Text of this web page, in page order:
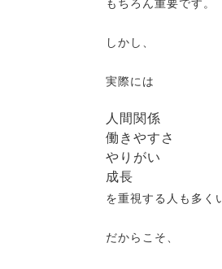
もちろん重要です。
しかし、
実際には
人間関係
働きやすさ
やりがい
成長
を重視する人も多く
だからこそ、